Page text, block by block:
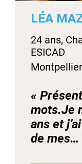
LÉA
24 ans,
ESICAD
Montpellier
«
mots.Je
ans et
de mes…